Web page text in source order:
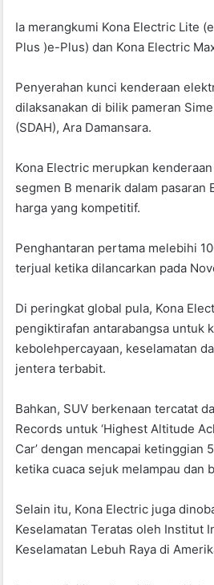
o
o
k
p
p
Ia merangkumi Kona Electric Lite
Plus )e-Plus) dan Kona Electric
Penyerahan kunci kenderaan
dilaksanakan di bilik pameran
(SDAH), Ara Damansara.
Kona Electric merupkan
segmen B menarik dalam pasaran
harga yang kompetitif.
Penghantaran pertama melebihi
terjual ketika dilancarkan pada
Di peringkat global pula, Kona
pengiktirafan antarabangsa untuk
kebolehpercayaan, keselamatan
jentera terbabit.
Bahkan, SUV berkenaan tercatat
Records untuk ‘Highest Altitude
Car’ dengan mencapai ketinggian
ketika cuaca sejuk melampau dan
Selain itu, Kona Electric juga
Keselamatan Teratas oleh Institut
Keselamatan Lebuh Raya di